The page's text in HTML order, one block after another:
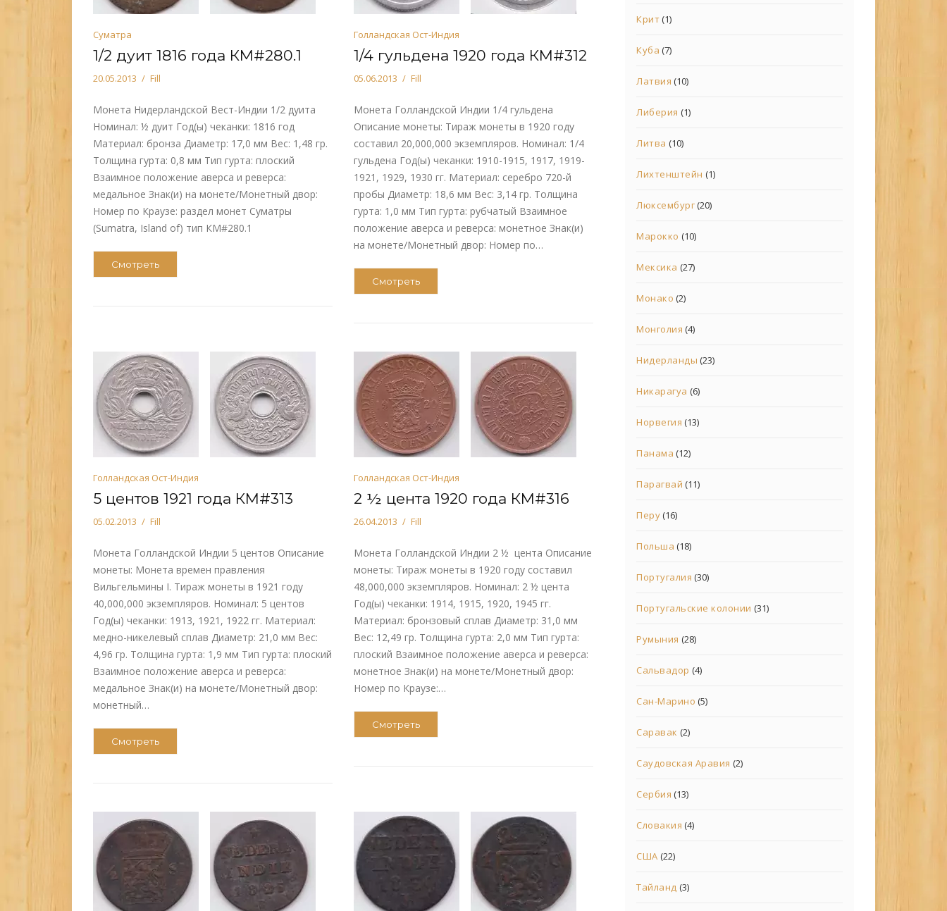
Суматра
1/2 дуит 1816 года КМ#280.1
20.05.2013 Fill
Монета Нидерландской Вест-Индии 1/2 дуита
Номинал: ½ дуит Год(ы) чеканки: 1816 год
Материал: бронза Диаметр: 17,0 мм Вес: 1,48 гр.
Толщина гурта: 0,8 мм Тип гурта: плоский
Взаимное положение аверса и реверса:
медальное Знак(и) на монете/Монетный двор:
Номер по Краузе: раздел монет Суматры
(Sumatra, Island of) тип КМ#280.1
Смотреть
Голландская Ост-Индия
1/4 гульдена 1920 года КМ#312
05.06.2013 Fill
Монета Голландской Индии 1/4 гульдена
Описание монеты: Тираж монеты в 1920 году
составил 20,000,000 экземпляров. Номинал: 1/4
гульдена Год(ы) чеканки: 1910-1915, 1917, 1919-
1921, 1929, 1930 гг. Материал: серебро 720-й
пробы Диаметр: 18,6 мм Вес: 3,14 гр. Толщина
гурта: 1,0 мм Тип гурта: рубчатый Взаимное
положение аверса и реверса: монетное Знак(и)
на монете/Монетный двор: Номер по…
Смотреть
Голландская Ост-Индия
5 центов 1921 года КМ#313
05.02.2013 Fill
Монета Голландской Индии 5 центов Описание
монеты: Монета времен правления
Вильгельмины I. Тираж монеты в 1921 году
40,000,000 экземпляров. Номинал: 5 центов
Год(ы) чеканки: 1913, 1921, 1922 гг. Материал:
медно-никелевый сплав Диаметр: 21,0 мм Вес:
4,96 гр. Толщина гурта: 1,9 мм Тип гурта: плоский
Взаимное положение аверса и реверса:
медальное Знак(и) на монете/Монетный двор:
монетный…
Смотреть
Голландская Ост-Индия
2 ½ цента 1920 года КМ#316
26.04.2013 Fill
Монета Голландской Индии 2 ½ цента Описание
монеты: Тираж монеты в 1920 году составил
48,000,000 экземпляров. Номинал: 2 ½ цента
Год(ы) чеканки: 1914, 1915, 1920, 1945 гг.
Материал: бронзовый сплав Диаметр: 31,0 мм
Вес: 12,49 гр. Толщина гурта: 2,0 мм Тип гурта:
плоский Взаимное положение аверса и реверса:
монетное Знак(и) на монете/Монетный двор:
Номер по Краузе:…
Смотреть
Крит(1)
Куба (7)
Латвия (10)
Либерия (1)
Литва (10)
Лихтенштейн (1)
Люксембург(20)
Марокко (10)
Мексика (27)
Монако (2)
Монголия (4)
Нидерланды (23)
Никарагуа (6)
Норвегия (13)
Панама (12)
Парагвай (11)
Перу(16)
Польша (18)
Португалия (30)
Португальские колонии (31)
Румыния (28)
Сальвадор (4)
Сан-Марино (5)
Саравак (2)
Саудовская Аравия (2)
Сербия (13)
Словакия (4)
США (22)
Тайланд (3)